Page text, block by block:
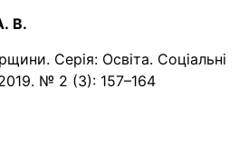
В.
Серія: Освіта. Соціальні
№ 2 (3): 157–164